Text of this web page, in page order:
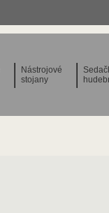
Nástrojové
stojany